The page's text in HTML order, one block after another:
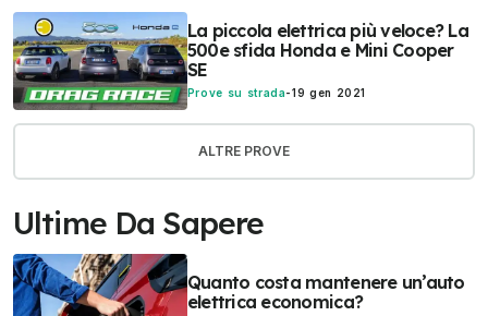
La piccola elettrica più veloce? La
500e sfida Honda e Mini Cooper
SE
Prove su strada-19 gen 2021
ALTRE PROVE
Ultime Da Sapere
Quanto costa mantenere un’auto
elettrica economica?